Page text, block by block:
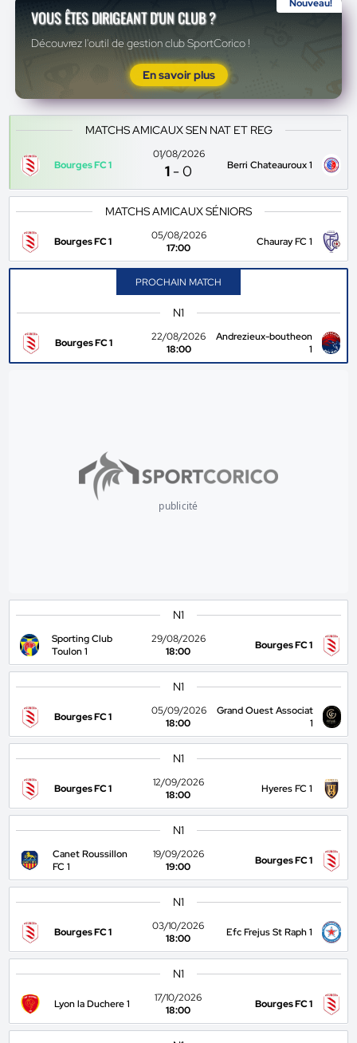
Nouveau!
VOUS ÊTES DIRIGEANT D'UN CLUB ?
Découvrez l'outil de gestion club SportCorico !
En savoir plus
MATCHS AMICAUX SEN NAT ET REG
Bourges FC 1
01/08/2026
1 -0 Berri Chateauroux 1
MATCHS AMICAUX SÉNIORS
Bourges FC 1
05/08/2026
17:00
Chauray FC 1
PROCHAIN MATCH
N1
Bourges FC 1
22/08/2026
18:00
Andrezieux-boutheon
1
publicité
N1
Sporting Club
Toulon 1
29/08/2026
18:00
Bourges FC 1
N1
Bourges FC 1
05/09/2026
18:00
Grand Ouest Associat
1
N1
Bourges FC 1
12/09/2026
18:00
Hyeres FC 1
N1
Canet Roussillon
FC 1
19/09/2026
19:00
Bourges FC 1
N1
Bourges FC 1
03/10/2026
18:00
Efc Frejus St Raph 1
N1
Lyon la Duchere 1
17/10/2026
18:00
Bourges FC 1